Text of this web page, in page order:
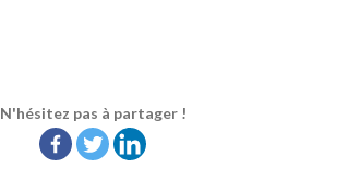
N'hésitez pas à partager !